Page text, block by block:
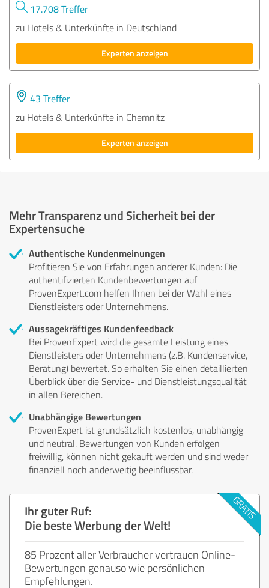
17.708 Treffer
zu Hotels & Unterkünfte in Deutschland
Experten anzeigen
43 Treffer
zu Hotels & Unterkünfte in Chemnitz
Experten anzeigen
Mehr Transparenz und Sicherheit bei der
Expertensuche
Authentische Kundenmeinungen
Profitieren Sie von Erfahrungen anderer Kunden: Die
authentifizierten Kundenbewertungen auf
ProvenExpert.com helfen Ihnen bei der Wahl eines
Dienstleisters oder Unternehmens.
Aussagekräftiges Kundenfeedback
Bei ProvenExpert wird die gesamte Leistung eines
Dienstleisters oder Unternehmens (z.B. Kundenservice,
Beratung) bewertet. So erhalten Sie einen detaillierten
Überblick über die Service- und Dienstleistungsqualität
in allen Bereichen.
Unabhängige Bewertungen
ProvenExpert ist grundsätzlich kostenlos, unabhängig
und neutral. Bewertungen von Kunden erfolgen
freiwillig, können nicht gekauft werden und sind weder
finanziell noch anderweitig beeinflussbar.
Ihr guter Ruf:
Die beste Werbung der Welt!
85 Prozent aller Verbraucher vertrauen Online-
Bewertungen genauso wie persönlichen
Empfehlungen.